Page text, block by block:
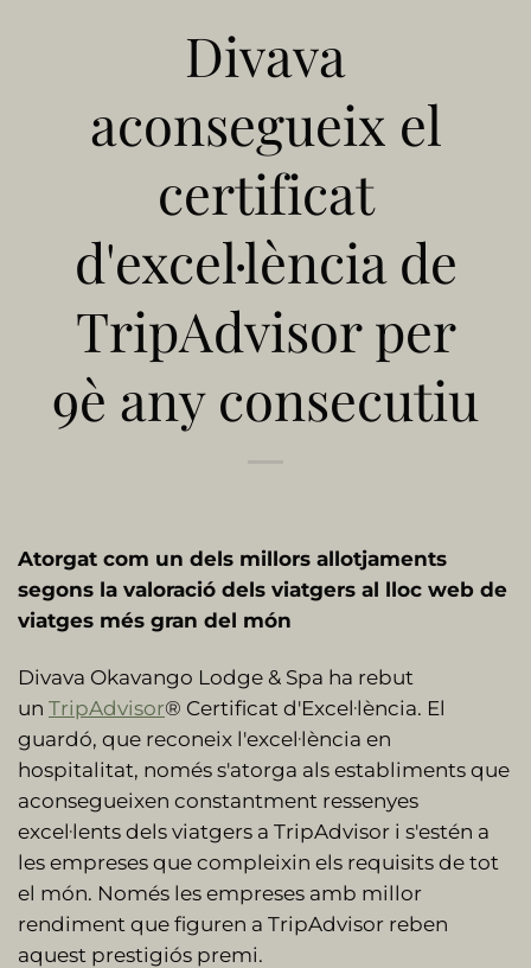
Divava
aconsegueix el
certificat
d'excel·lència de
TripAdvisor per
9è any consecutiu
Atorgat com un dels millors allotjaments
segons la valoració dels viatgers al lloc web de
viatges més gran del món
Divava Okavango Lodge & Spa ha rebut
un TripAdvisor® Certificat d'Excel·lència. El
guardó, que reconeix l'excel·lència en
hospitalitat, només s'atorga als establiments que
aconsegueixen constantment ressenyes
excel·lents dels viatgers a TripAdvisor i s'estén a
les empreses que compleixin els requisits de tot
el món. Només les empreses amb millor
rendiment que figuren a TripAdvisor reben
aquest prestigiós premi.